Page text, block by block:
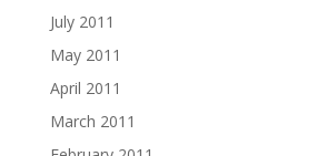
July 2011
May 2011
April 2011
March 2011